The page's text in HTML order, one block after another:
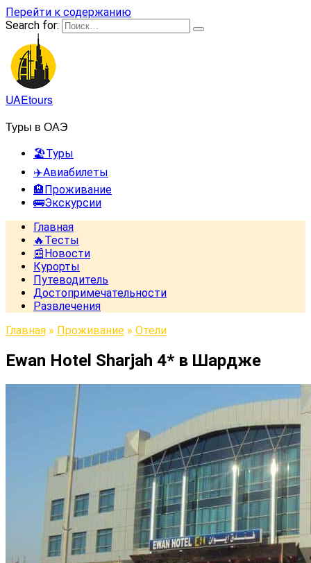
Перейти к содержанию
Search for:
UAEtours
Туры в ОАЭ
🏖️Туры
✈️Авиабилеты
🏨Проживание
🚌Экскурсии
Главная
🔥Тесты
📰Новости
Курорты
Путеводитель
Достопримечательности
Развлечения
Главная » Проживание » Отели
Ewan Hotel Sharjah 4* в Шардже